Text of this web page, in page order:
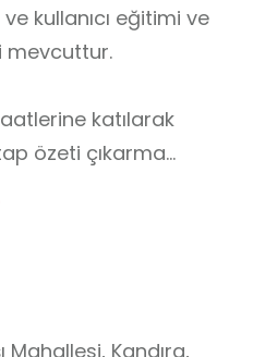
kullanıcı eğitimi ve
mevcuttur.
katılarak
özeti çıkarma
ve e-kitap veri
sosyal rolü
Mahallesi, Kandıra,